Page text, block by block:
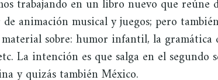
trabajando en un libro nuevo que reúne
animación musical y juegos; pero
sobre: humor infantil, la gramática
La intención es que salga en el segundo
y quizás también México.